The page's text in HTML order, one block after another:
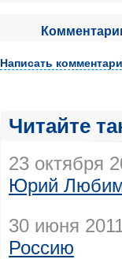
Написать
Читайте
23 октября
Юрий
30 июня
Россию